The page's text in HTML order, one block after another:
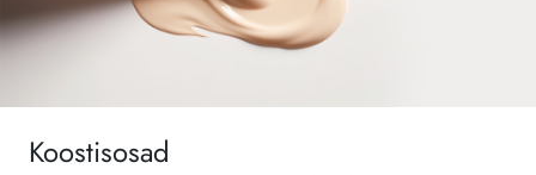
Koostisosad